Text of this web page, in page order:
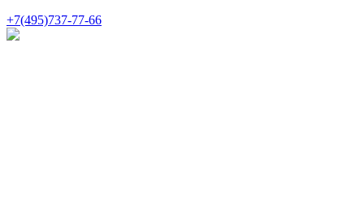
+7(495)737-77-66